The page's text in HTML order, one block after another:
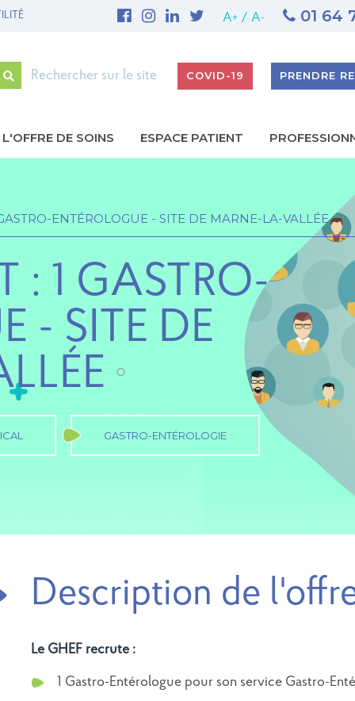
1ère THROMBECTOMIE MÉCANIQUE AU GHEF - Site de
A+ / A- 01 64
Rechercher
COVID-19 PRENDRE
L'OFFRE DE SOINS ESPACE PATIENT
ENTÉROLOGUE - SITE DE MARNE-LA-VALLÉE
: 1 GASTRO-
- SITE DE
GASTRO-ENTÉROLOGIE
Description de
Le GHEF recrute :
1 Gastro-Entérologue pour son service Gastro-